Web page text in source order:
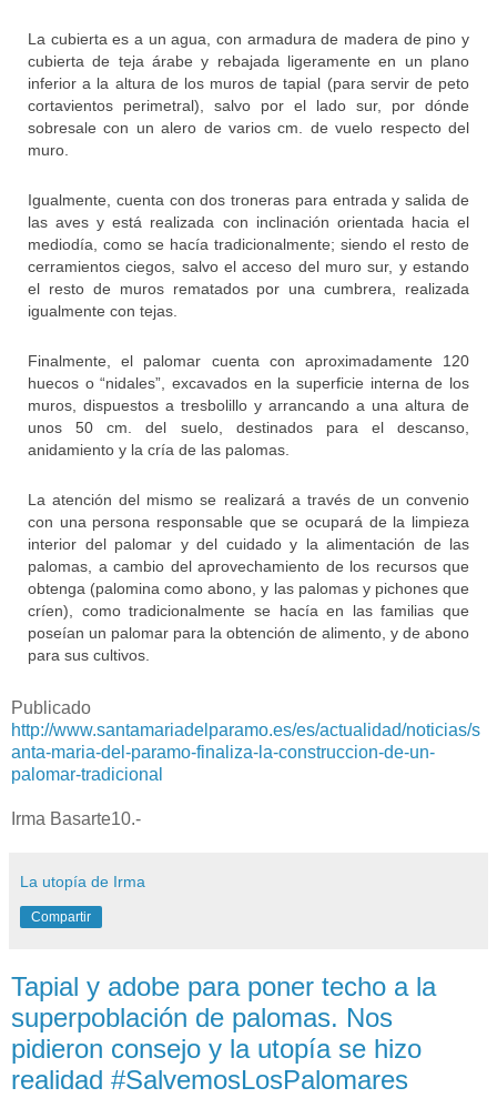
La cubierta es a un agua, con armadura de madera de pino y
cubierta de teja árabe y rebajada ligeramente en un plano
inferior a la altura de los muros de tapial (para servir de peto
cortavientos perimetral), salvo por el lado sur, por dónde
sobresale con un alero de varios cm. de vuelo respecto del
muro.
Igualmente, cuenta con dos troneras para entrada y salida de
las aves y está realizada con inclinación orientada hacia el
mediodía, como se hacía tradicionalmente; siendo el resto de
cerramientos ciegos, salvo el acceso del muro sur, y estando
el resto de muros rematados por una cumbrera, realizada
igualmente con tejas.
Finalmente, el palomar cuenta con aproximadamente 120
huecos o “nidales”, excavados en la superficie interna de los
muros, dispuestos a tresbolillo y arrancando a una altura de
unos 50 cm. del suelo, destinados para el descanso,
anidamiento y la cría de las palomas.
La atención del mismo se realizará a través de un convenio
con una persona responsable que se ocupará de la limpieza
interior del palomar y del cuidado y la alimentación de las
palomas, a cambio del aprovechamiento de los recursos que
obtenga (palomina como abono, y las palomas y pichones que
críen), como tradicionalmente se hacía en las familias que
poseían un palomar para la obtención de alimento, y de abono
para sus cultivos.
Publicado
http://www.santamariadelparamo.es/es/actualidad/noticias/s
anta-maria-del-paramo-finaliza-la-construccion-de-un-
palomar-tradicional
Irma Basarte10.-
La utopía de Irma
Compartir
Tapial y adobe para poner techo a la
superpoblación de palomas. Nos
pidieron consejo y la utopía se hizo
realidad #SalvemosLosPalomares